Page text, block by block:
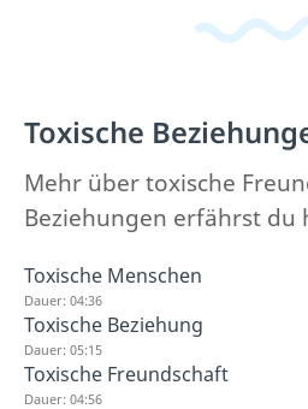
Toxische
Mehr über toxische
Beziehungen erfährst du
Toxische Menschen
Dauer: 04:36
Toxische Beziehung
Dauer: 05:15
Toxische Freundschaft
Dauer: 04:56